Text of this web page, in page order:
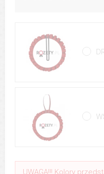
UWAGA!!! Kolory